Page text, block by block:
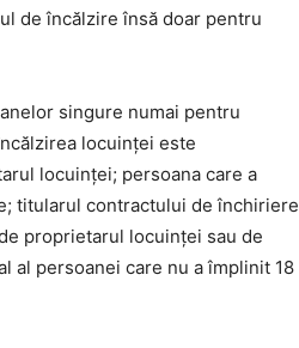
de încălzire însă doar pentru
singure numai pentru
locuinței este
locuinței; persoana care a
titularul contractului de închiriere
proprietarul locuinței sau de
al persoanei care nu a împlinit 18